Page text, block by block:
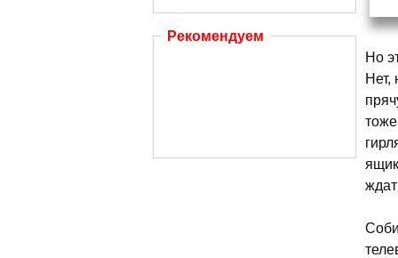
Рекомендуем
Но
Нет,